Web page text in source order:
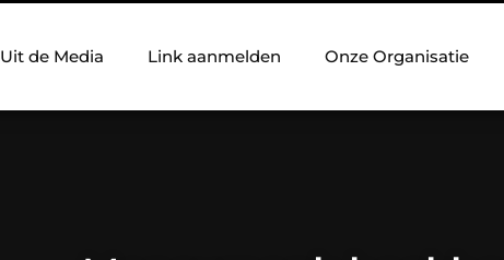
Uit de Media Link aanmelden Onze Organisatie